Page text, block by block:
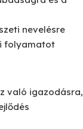
nevelésre
folyamatot
való igazodásra,